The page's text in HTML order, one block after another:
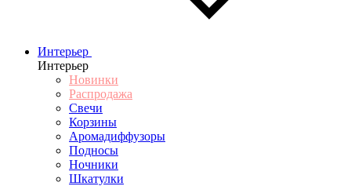
Интерьер
Интерьер
Новинки
Распродажа
Свечи
Корзины
Аромадиффузоры
Подносы
Ночники
Шкатулки